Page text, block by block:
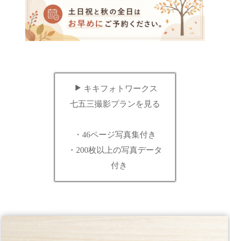
キキフォトワークス
七五三撮影プランを見る
・46ページ写真集付き
・200枚以上の写真データ
付き